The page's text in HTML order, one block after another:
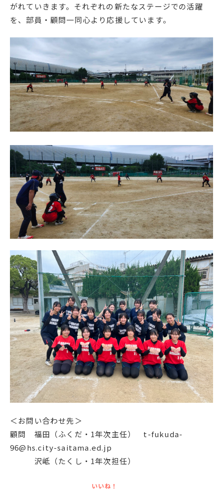
がれていきます。それぞれの新たなステージでの活躍
を、部員・顧問一同心より応援しています。
＜お問い合わせ先＞
顧問 福田（ふくだ・1年次主任） t-fukuda-
96@hs.city-saitama.ed.jp
沢岻（たくし・1年次担任）
いいね！